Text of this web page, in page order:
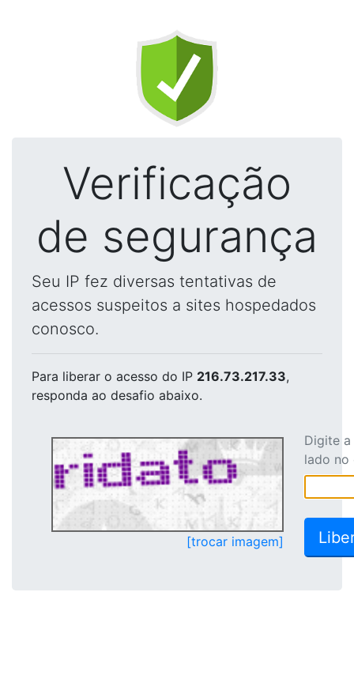
Verificação
de segurança
Seu IP fez diversas tentativas de
acessos suspeitos a sites hospedados
conosco.
Para liberar o acesso do IP 216.73.217.33,
responda ao desafio abaixo.
[trocar imagem]
Digite
lado no